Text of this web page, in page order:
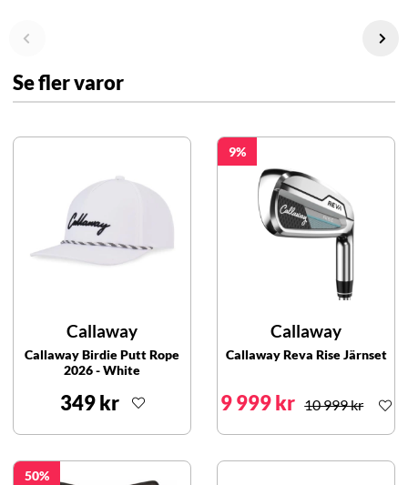
Se fler varor
Callaway
Callaway Birdie Putt Rope
2026 - White
349 kr
9
Callaway
Callaway Reva Rise Järnset
9 999 kr 10 999 kr
50